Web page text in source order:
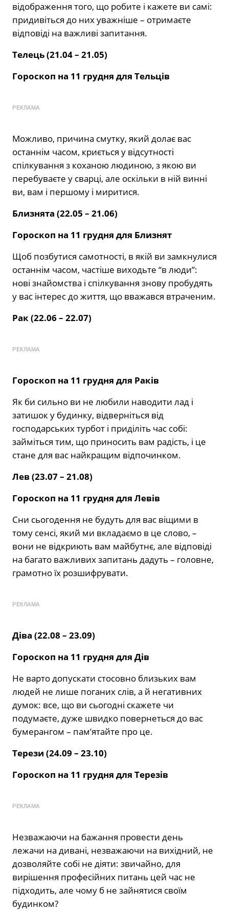
відображення того, що робите і кажете ви самі:
придивіться до них уважніше – отримаєте
відповіді на важливі запитання.
Телець (21.04 – 21.05)
Гороскоп на 11 грудня для Тельців
РЕКЛАМА
Можливо, причина смутку, який долає вас
останнім часом, криється у відсутності
спілкування з коханою людиною, з якою ви
перебуваєте у сварці, але оскільки в ній винні
ви, вам і першому і миритися.
Близнята (22.05 – 21.06)
Гороскоп на 11 грудня для Близнят
Щоб позбутися самотності, в якій ви замкнулися
останнім часом, частіше виходьте “в люди”:
нові знайомства і спілкування знову пробудять
у вас інтерес до життя, що вважався втраченим.
Рак (22.06 – 22.07)
РЕКЛАМА
Гороскоп на 11 грудня для Раків
Як би сильно ви не любили наводити лад і
затишок у будинку, відверніться від
господарських турбот і приділіть час собі:
займіться тим, що приносить вам радість, і це
стане для вас найкращим відпочинком.
Лев (23.07 – 21.08)
Гороскоп на 11 грудня для Левів
Сни сьогодення не будуть для вас віщими в
тому сенсі, який ми вкладаємо в це слово, –
вони не відкриють вам майбутнє, але відповіді
на багато важливих запитань дадуть – головне,
грамотно їх розшифрувати.
РЕКЛАМА
Діва (22.08 – 23.09)
Гороскоп на 11 грудня для Дів
Не варто допускати стосовно близьких вам
людей не лише поганих слів, а й негативних
думок: все, що ви сьогодні скажете чи
подумаєте, дуже швидко повернеться до вас
бумерангом – пам’ятайте про це.
Терези (24.09 – 23.10)
Гороскоп на 11 грудня для Терезів
РЕКЛАМА
Незважаючи на бажання провести день
лежачи на дивані, незважаючи на вихідний, не
дозволяйте собі не діяти: звичайно, для
вирішення професійних питань цей час не
підходить, але чому б не зайнятися своїм
будинком?